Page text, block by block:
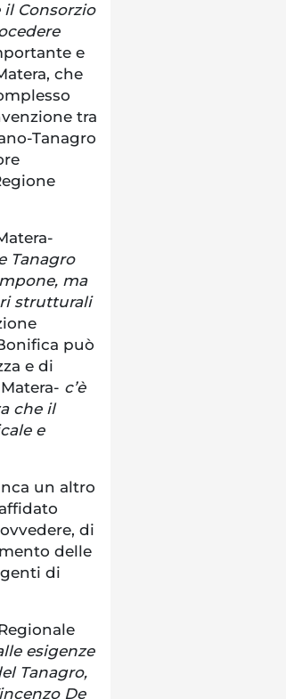
Consorzio
e
che
tra
Tanagro
Tanagro
ma
strutturali
può
e di
c’è
che il
e
un altro
di
delle
di
esigenze
Tanagro,
De